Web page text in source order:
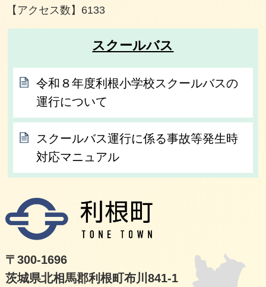
【アクセス数】 6133
スクールバス
令和８年度利根小学校スクールバスの
運行について
スクールバス運行に係る事故等発生時
対応マニュアル
〒300-1696
茨城県北相馬郡利根町布川841-1